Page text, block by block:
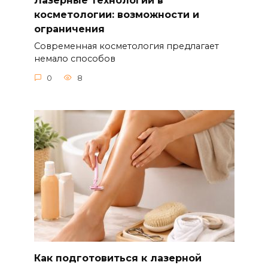
косметологии: возможности и
ограничения
Современная косметология предлагает
немало способов
0 8
Как подготовиться к лазерной